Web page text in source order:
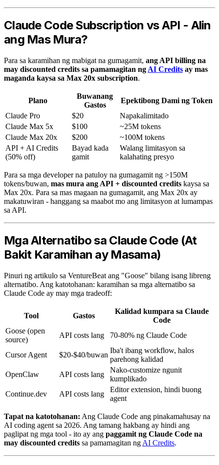
Claude Code Subscription vs API - Alin
ang Mas Mura?
Para sa karamihan ng mabigat na gumagamit, ang API billing na
may discounted credits sa pamamagitan ng AI Credits ay mas
maganda kaysa sa Max 20x subscription.
Plano
Buwanang
Gastos
Epektibong Dami ng Token
Claude Pro
$20
Napakalimitado
Claude Max 5x
$100
~25M tokens
Claude Max 20x
$200
~100M tokens
API + AI Credits
(50% off)
Bayad kada
gamit
Walang limitasyon sa
kalahating presyo
Para sa mga developer na patuloy na gumagamit ng >150M
tokens/buwan, mas mura ang API + discounted credits kaysa sa
Max 20x. Para sa mas magaan na gumagamit, ang Max 20x ay
makatuwiran - hanggang sa maabot mo ang limitasyon at lumampas
sa API.
Mga Alternatibo sa Claude Code (At
Bakit Karamihan ay Masama)
Pinuri ng artikulo sa VentureBeat ang "Goose" bilang isang libreng
alternatibo. Ang katotohanan: karamihan sa mga alternatibo sa
Claude Code ay may mga tradeoff:
Tool Gastos
Kalidad kumpara sa Claude
Code
Goose (open
source)
API costs lang 70-80% ng Claude Code
Cursor Agent $20-$40/buwan
Iba't ibang workflow, halos
parehong kalidad
OpenClaw
API costs lang
Nako-customize ngunit
kumplikado
Continue.dev
API costs lang
Editor extension, hindi buong
agent
Tapat na katotohanan: Ang Claude Code ang pinakamahusay na
AI coding agent sa 2026. Ang tamang hakbang ay hindi ang
paglipat ng mga tool - ito ay ang paggamit ng Claude Code na
may discounted credits sa pamamagitan ng AI Credits.